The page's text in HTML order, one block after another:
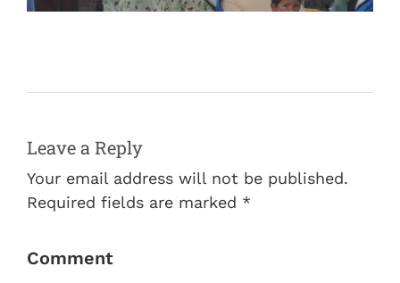
Leave a Reply
Your email address will not be published.
Required fields are marked *
Comment